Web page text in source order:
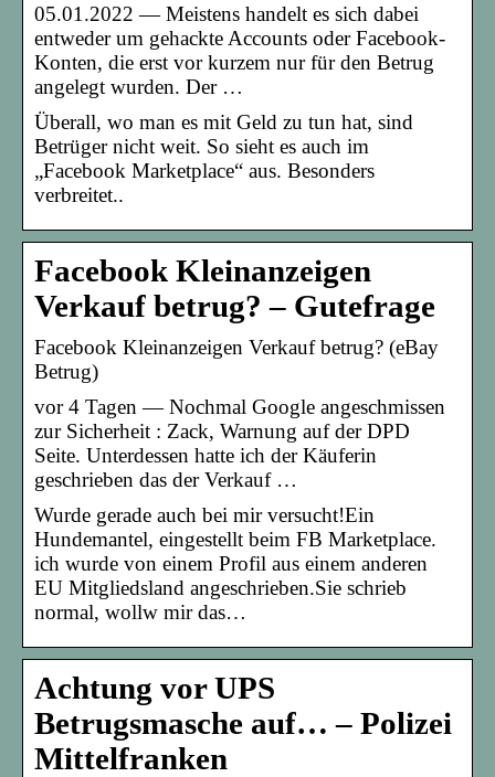
05.01.2022 — Meistens handelt es sich dabei
entweder um gehackte Accounts oder Facebook-
Konten, die erst vor kurzem nur für den Betrug
angelegt wurden. Der …
Überall, wo man es mit Geld zu tun hat, sind
Betrüger nicht weit. So sieht es auch im
„Facebook Marketplace“ aus. Besonders
verbreitet..
Facebook Kleinanzeigen
Verkauf betrug? – Gutefrage
Facebook Kleinanzeigen Verkauf betrug? (eBay
Betrug)
vor 4 Tagen — Nochmal Google angeschmissen
zur Sicherheit : Zack, Warnung auf der DPD
Seite. Unterdessen hatte ich der Käuferin
geschrieben das der Verkauf …
Wurde gerade auch bei mir versucht!Ein
Hundemantel, eingestellt beim FB Marketplace.
ich wurde von einem Profil aus einem anderen
EU Mitgliedsland angeschrieben.Sie schrieb
normal, wollw mir das…
Achtung vor UPS
Betrugsmasche auf… – Polizei
Mittelfranken